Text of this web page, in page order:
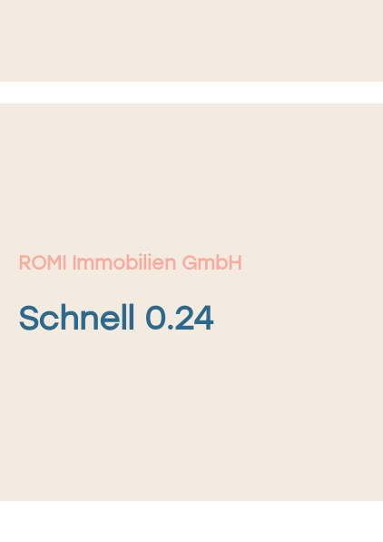
ROMI Immobilien GmbH
Schnell 0.24